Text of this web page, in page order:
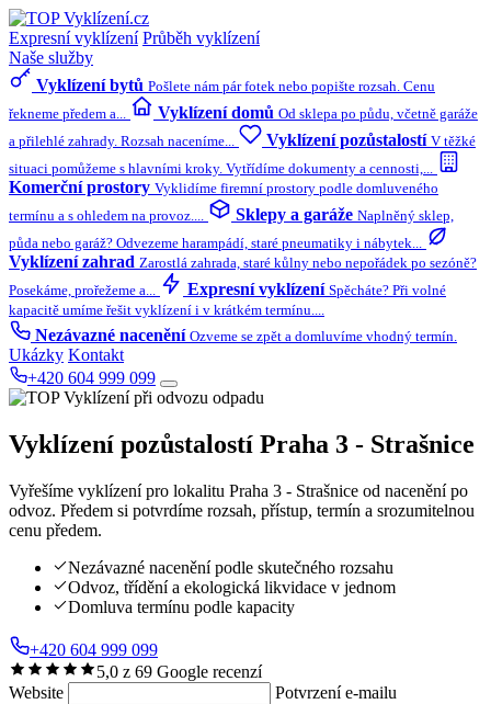
Expresní vyklízení Průběh vyklízení
Naše služby
Vyklízení bytů Pošlete nám pár fotek nebo popište rozsah. Cenu
řekneme předem a...
Vyklízení domů Od sklepa po půdu, včetně garáže
a přilehlé zahrady. Rozsah naceníme...
Vyklízení pozůstalostí V těžké
situaci pomůžeme s hlavními kroky. Vytřídíme dokumenty a cennosti,...
Komerční prostory Vyklidíme firemní prostory podle domluveného
termínu a s ohledem na provoz....
Sklepy a garáže Naplněný sklep,
půda nebo garáž? Odvezeme harampádí, staré pneumatiky i nábytek...
Vyklízení zahrad Zarostlá zahrada, staré kůlny nebo nepořádek po sezóně?
Posekáme, prořežeme a...
Expresní vyklízení Spěcháte? Při volné
kapacitě umíme řešit vyklízení i v krátkém termínu....
Nezávazné nacenění Ozveme se zpět a domluvíme vhodný termín.
Ukázky Kontakt
+420 604 999 099
Vyklízení pozůstalostí Praha 3 - Strašnice
Vyřešíme vyklízení pro lokalitu Praha 3 - Strašnice od nacenění po
odvoz. Předem si potvrdíme rozsah, přístup, termín a srozumitelnou
cenu předem.
Nezávazné nacenění podle skutečného rozsahu
Odvoz, třídění a ekologická likvidace v jednom
Domluva termínu podle kapacity
+420 604 999 099
5,0 z 69 Google recenzí
Website
Potvrzení e-mailu